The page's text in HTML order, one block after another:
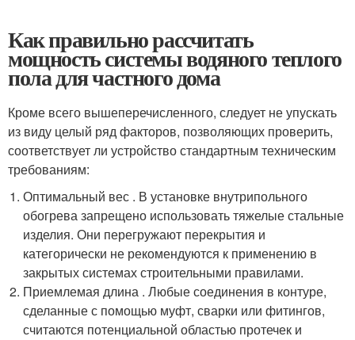
Как правильно рассчитать
мощность системы водяного теплого
пола для частного дома
Кроме всего вышеперечисленного, следует не упускать
из виду целый ряд факторов, позволяющих проверить,
соответствует ли устройство стандартным техническим
требованиям:
Оптимальный вес . В установке внутрипольного
обогрева запрещено использовать тяжелые стальные
изделия. Они перегружают перекрытия и
категорически не рекомендуются к применению в
закрытых системах строительными правилами.
Приемлемая длина . Любые соединения в контуре,
сделанные с помощью муфт, сварки или фитингов,
считаются потенциальной областью протечек и